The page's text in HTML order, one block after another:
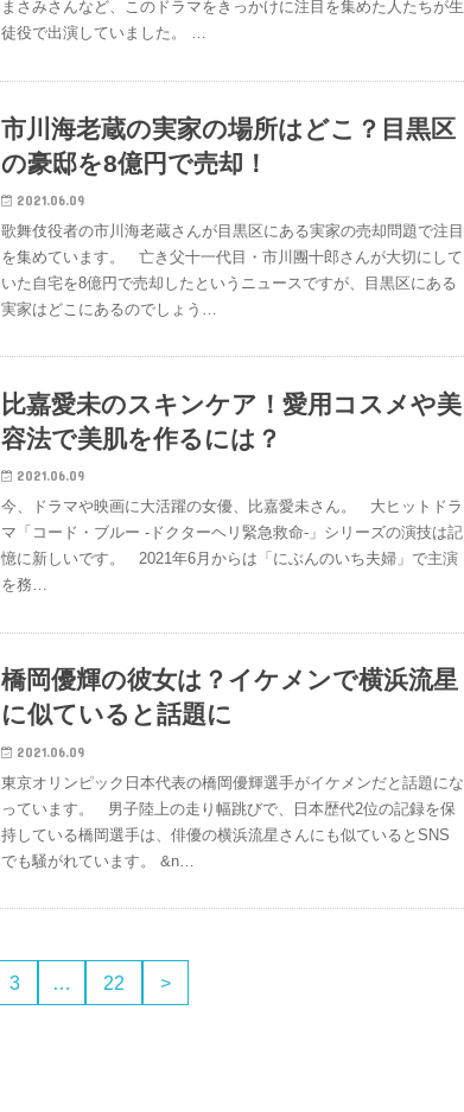
まさみさんなど、このドラマをきっかけに注目を集めた人たちが生
徒役で出演していました。 …
市川海老蔵の実家の場所はどこ？目黒区
の豪邸を8億円で売却！
2021.06.09
歌舞伎役者の市川海老蔵さんが目黒区にある実家の売却問題で注目
を集めています。 亡き父十一代目・市川團十郎さんが大切にして
いた自宅を8億円で売却したというニュースですが、目黒区にある
実家はどこにあるのでしょう…
比嘉愛未のスキンケア！愛用コスメや美
容法で美肌を作るには？
2021.06.09
今、ドラマや映画に大活躍の女優、比嘉愛未さん。 大ヒットドラ
マ「コード・ブルー -ドクターヘリ緊急救命-」シリーズの演技は記
憶に新しいです。 2021年6月からは「にぶんのいち夫婦」で主演
を務…
橋岡優輝の彼女は？イケメンで横浜流星
に似ていると話題に
2021.06.09
東京オリンピック日本代表の橋岡優輝選手がイケメンだと話題にな
っています。 男子陸上の走り幅跳びで、日本歴代2位の記録を保
持している橋岡選手は、俳優の横浜流星さんにも似ているとSNS
でも騒がれています。 &n…
3 22 >